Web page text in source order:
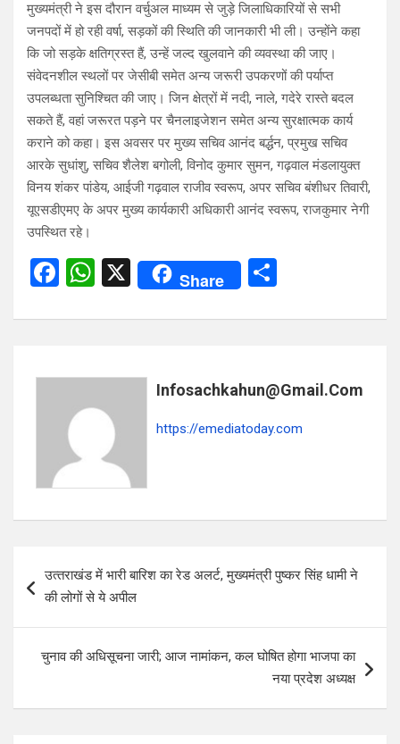
मुख्यमंत्री ने इस दौरान वर्चुअल माध्यम से जुड़े जिलाधिकारियों से सभी
जनपदों में हो रही वर्षा, सड़कों की स्थिति की जानकारी भी ली। उन्होंने कहा
कि जो सड़के क्षतिग्रस्त हैं, उन्हें जल्द खुलवाने की व्यवस्था की जाए।
संवेदनशील स्थलों पर जेसीबी समेत अन्य जरूरी उपकरणों की पर्याप्त
उपलब्धता सुनिश्चित की जाए। जिन क्षेत्रों में नदी, नाले, गदेरे रास्ते बदल
सकते हैं, वहां जरूरत पड़ने पर चैनलाइजेशन समेत अन्य सुरक्षात्मक कार्य
कराने को कहा। इस अवसर पर मुख्य सचिव आनंद बर्द्धन, प्रमुख सचिव
आरके सुधांशु, सचिव शैलेश बगोली, विनोद कुमार सुमन, गढ़वाल मंडलायुक्त
विनय शंकर पांडेय, आईजी गढ़वाल राजीव स्वरूप, अपर सचिव बंशीधर तिवारी,
यूएसडीएमए के अपर मुख्य कार्यकारी अधिकारी आनंद स्वरूप, राजकुमार नेगी
उपस्थित रहे।
F
ce
o
o
k
W
at
A
p
p
X Share
ar
Infosachkahun@gmail.com
https://emediatoday.com
navigation
उत्‍तराखंड में भारी बारिश का रेड अलर्ट, मुख्यमंत्री पुष्‍कर सिंह धामी ने
की लोगों से ये अपील
चुनाव की अधिसूचना जारी; आज नामांकन, कल घोषित होगा भाजपा का
नया प्रदेश अध्यक्ष